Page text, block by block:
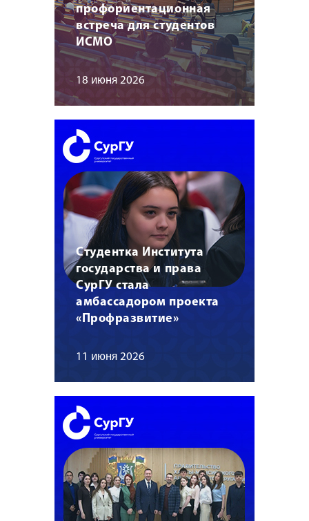
профориентационная
встреча для студентов
ИСМО
18 июня 2026
Студентка Института
государства и права
СурГУ стала
амбассадором проекта
«Профразвитие»
11 июня 2026